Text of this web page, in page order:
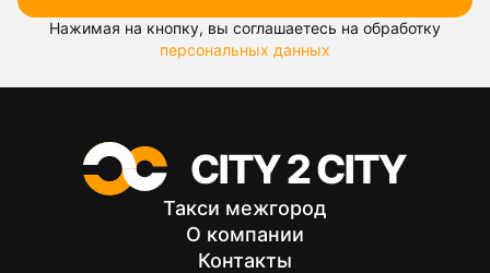
Нажимая на кнопку, вы соглашаетесь на обработку
персональных данных
Такси межгород
О компании
Контакты